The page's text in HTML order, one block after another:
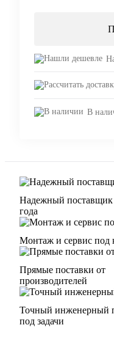
В
Надежный поставщик
года
Монтаж и сервис под
Прямые поставки от
производителей
Точный инженерный
под задачи